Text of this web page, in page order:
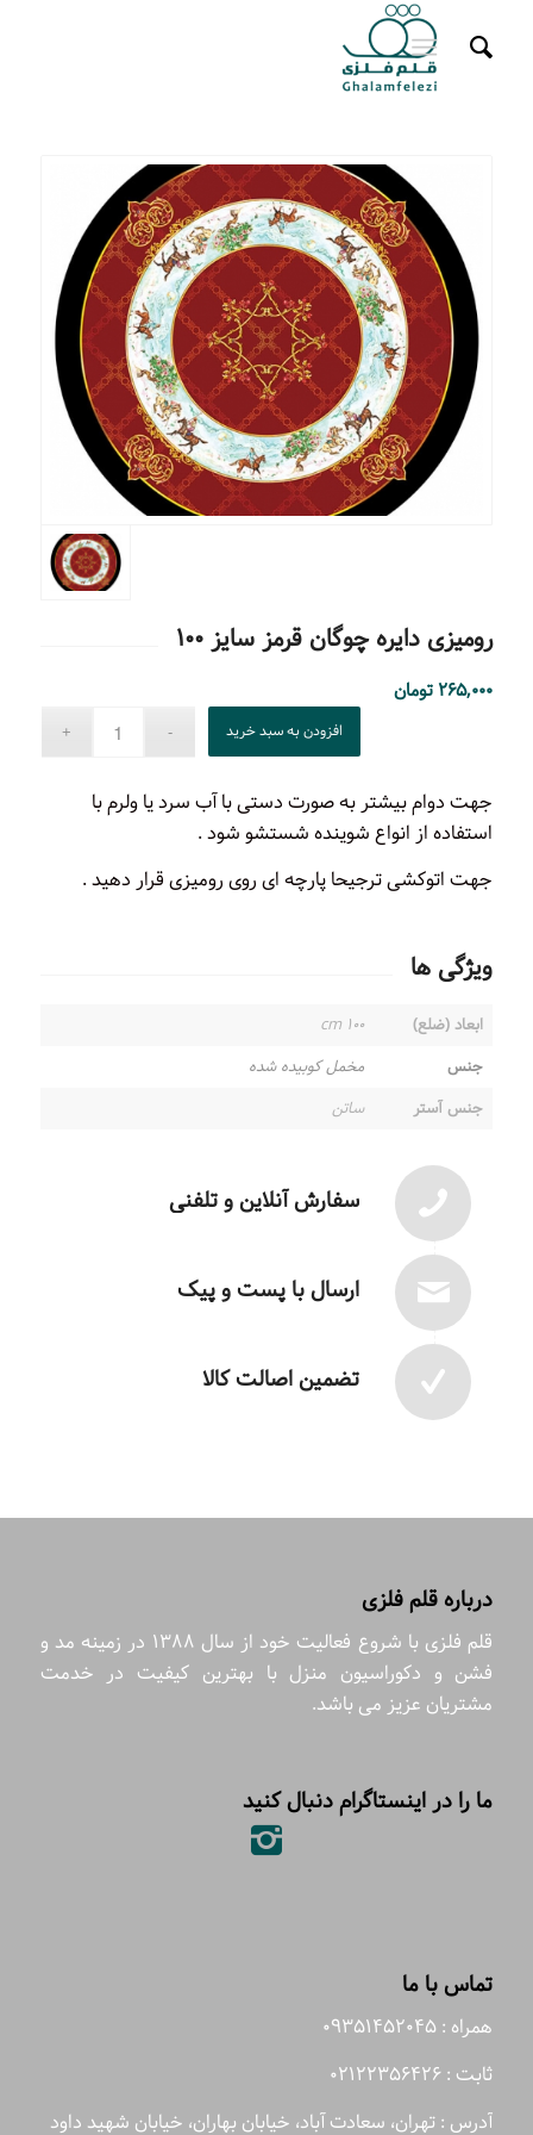
رومیزی دایره چوگان قرمز سایز ۱۰۰
۲۶۵,۰۰۰ تومان
افزودن به سبد خرید
جهت دوام بیشتر به صورت دستی با آب سرد یا ولرم با
استفاده از انواع شوینده شستشو شود .
جهت اتوکشی ترجیحا پارچه ای روی رومیزی قرار دهید .
ویژگی ها
ابعاد (ضلع)
۱۰۰ cm
جنس
مخمل کوبیده شده
جنس آستر
ساتن
سفارش آنلاین و تلفنی
ارسال با پست و پیک
تضمین اصالت کالا
درباره قلم فلزی
قلم فلزی با شروع فعالیت خود از سال 1388 در زمینه مد و
فشن و دکوراسیون منزل با بهترین کیفیت در خدمت
مشتریان عزیز می باشد.
ما را در اینستاگرام دنبال کنید
تماس با ما
همراه : 09351452045
ثابت : 02122356426
آدرس : تهران، سعادت آباد، خیابان بهاران، خیابان شهید داود